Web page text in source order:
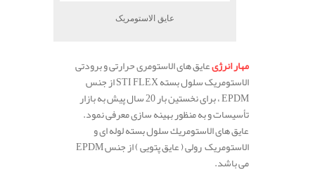
عایق الاستومریک
مهار انرژیعایق های الاستومری حرارتی و برودتی
الاستومریک سلول بسته STI FLEX از جنس
EPDM ، برای نخستین بار 20 سال پیش به بازار
تأسیسات و به منظور بهینه سازی معرفی نمود.
عایق های الاستومريك سلول بسته لوله ای و
الاستومریک رولی ( عایق پتویی ) از جنس EPDM
می باشد.